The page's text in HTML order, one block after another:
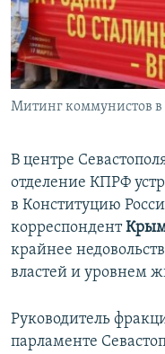
ПОБЕДИТЕЛЕЙ НЕ
КРЫМ.НЕПОКОРЕННЫЙ
ELIFBE
УКРАИНСКАЯ
ПРИСОЕДИНЯЙТЕСЬ!
Митинг коммунистов в
В центре
отделение КПРФ
в Конституцию
корреспондент
крайнее
властей и уровнем
Руководитель
парламенте